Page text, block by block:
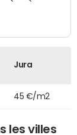
Jura
45 €/m2
les villes